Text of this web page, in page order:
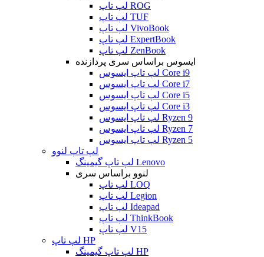
لپ تاپ ROG
لپ تاپ TUF
لپ تاپ VivoBook
لپ تاپ ExpertBook
لپ تاپ ZenBook
ایسوس براساس سری پردازنده
لپ تاپ ایسوس Core i9
لپ تاپ ایسوس Core i7
لپ تاپ ایسوس Core i5
لپ تاپ ایسوس Core i3
لپ تاپ ایسوس Ryzen 9
لپ تاپ ایسوس Ryzen 7
لپ تاپ ایسوس Ryzen 5
لپ تاپ لنوو
لپ تاپ گیمینگ Lenovo
لنوو براساس سری
لپ تاپ LOQ
لپ تاپ Legion
لپ تاپ Ideapad
لپ تاپ ThinkBook
لپ تاپ V15
لپ تاپ HP
لپ تاپ گیمینگ HP